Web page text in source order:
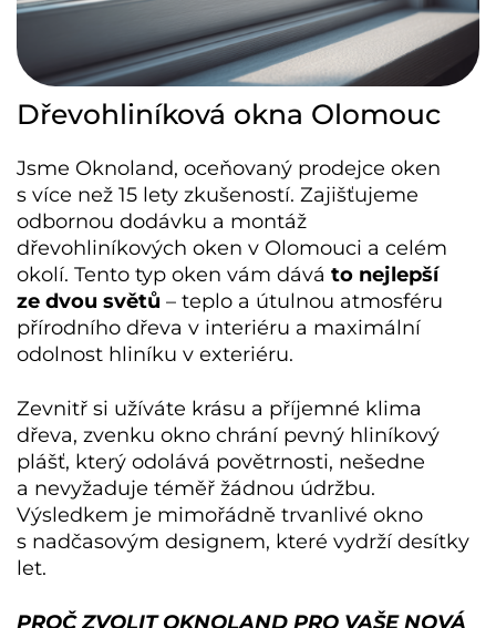
Dřevohliníková okna Olomouc
Jsme Oknoland, oceňovaný prodejce oken
s více než 15 lety zkušeností. Zajišťujeme
odbornou dodávku a montáž
dřevohliníkových oken v Olomouci a celém
okolí. Tento typ oken vám dává to nejlepší
ze dvou světů – teplo a útulnou atmosféru
přírodního dřeva v interiéru a maximální
odolnost hliníku v exteriéru.
Zevnitř si užíváte krásu a příjemné klima
dřeva, zvenku okno chrání pevný hliníkový
plášť, který odolává povětrnosti, nešedne
a nevyžaduje téměř žádnou údržbu.
Výsledkem je mimořádně trvanlivé okno
s nadčasovým designem, které vydrží desítky
let.
PROČ ZVOLIT OKNOLAND PRO VAŠE NOVÁ